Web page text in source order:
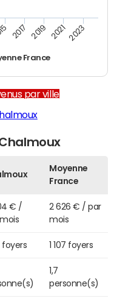
France
2017 2019 2021 2023
par ville
Moyenne
France
€ /
2 626 € / par
mois
foyers 1 107 foyers
1,7
personne(s)